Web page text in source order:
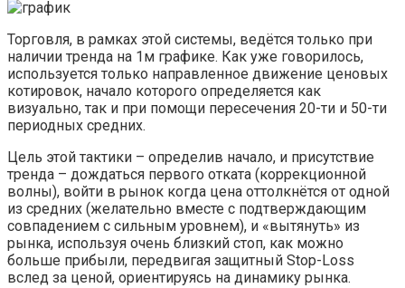
Торговля, в рамках этой системы, ведётся только при
наличии тренда на 1м графике. Как уже говорилось,
используется только направленное движение ценовых
котировок, начало которого определяется как
визуально, так и при помощи пересечения 20-ти и 50-ти
периодных средних.
Цель этой тактики – определив начало, и присутствие
тренда – дождаться первого отката (коррекционной
волны), войти в рынок когда цена оттолкнётся от одной
из средних (желательно вместе с подтверждающим
совпадением с сильным уровнем), и «вытянуть» из
рынка, используя очень близкий стоп, как можно
больше прибыли, передвигая защитный Stop-Loss
вслед за ценой, ориентируясь на динамику рынка.